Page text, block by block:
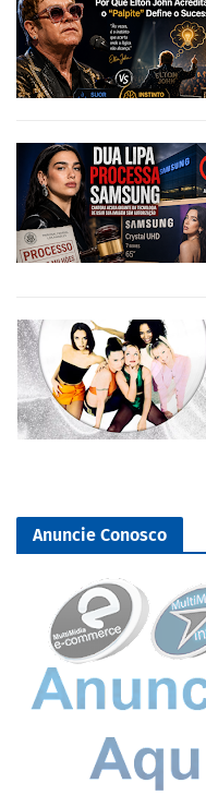
Anuncie Conosco